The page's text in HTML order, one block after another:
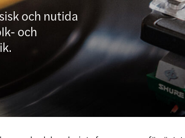
och nutida
och